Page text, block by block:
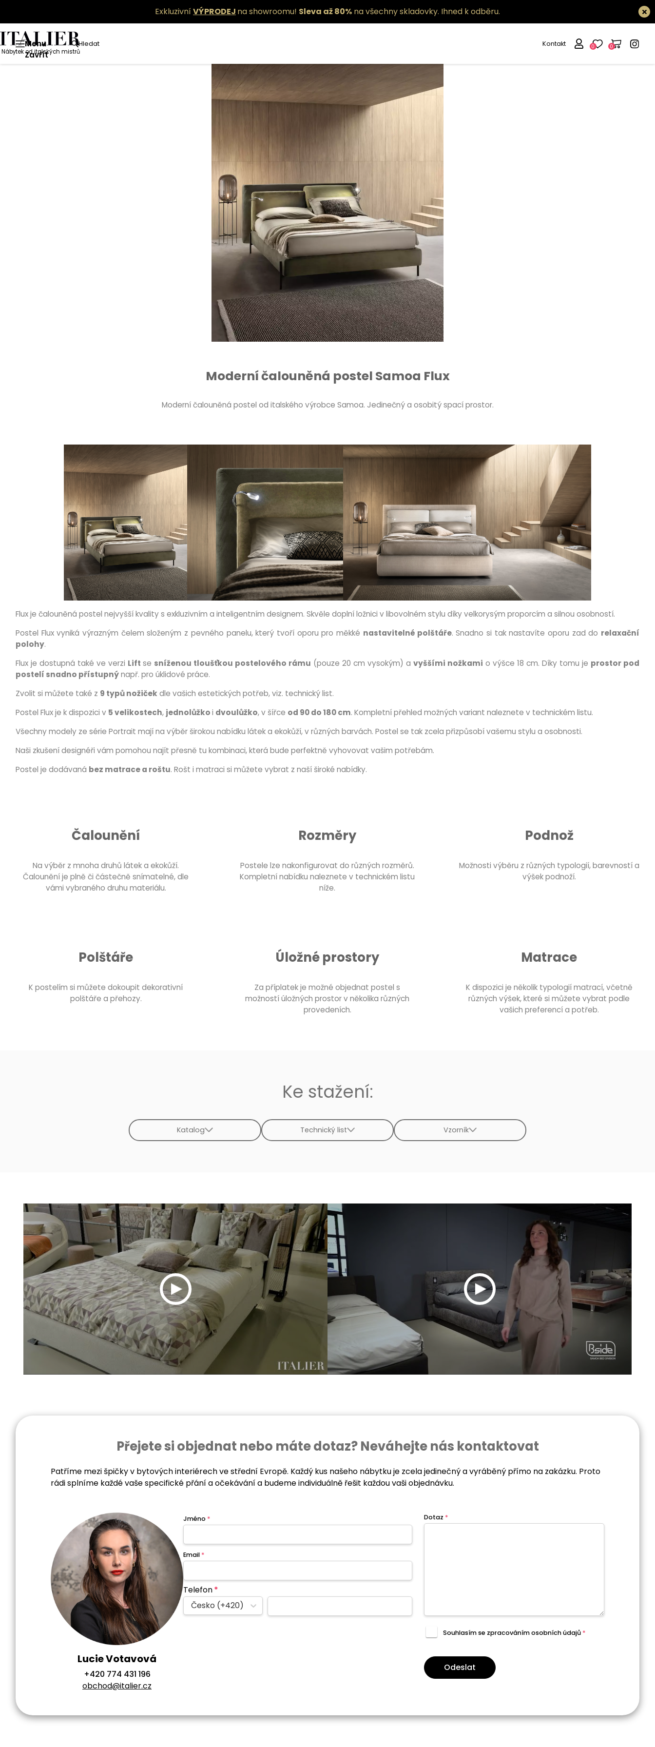
ExkluzivníVÝPRODEJ na showroomu! Sleva až 80% na všechny skladovky. Ihned k odběru.
Menu
Zavřít
Hledat
Nábytek od italských mistrů
Kontakt 0 0
Moderní čalouněná postel Samoa Flux
Moderní čalouněná postel od italského výrobce Samoa. Jedinečný a osobitý spací prostor.
Flux je čalouněná postel nejvyšší kvality s exkluzivním a inteligentním designem. Skvěle doplní ložnici v libovolném stylu díky velkorysým proporcím a silnou osobností.
Postel Flux vyniká výrazným čelem složeným z pevného panelu, který tvoří oporu pro měkké nastavitelné polštáře. Snadno si tak nastavíte oporu zad do relaxační
polohy.
Flux je dostupná také ve verzi Lift se sníženou tloušťkou postelového rámu (pouze 20 cm vysokým) a vyššími nožkami o výšce 18 cm. Díky tomu je prostor pod
postelí snadno přístupnýnapř. pro úklidové práce.
Zvolit si můžete také z 9 typů nožiček dle vašich estetických potřeb, viz. technický list.
Postel Flux je k dispozici v 5 velikostech, jednolůžkoi dvoulůžko, v šířce od 90 do 180 cm. Kompletní přehled možných variant naleznete v technickém listu.
Všechny modely ze série Portrait mají na výběr širokou nabídku látek a ekokůží, v různých barvách. Postel se tak zcela přizpůsobí vašemu stylu a osobnosti.
Naši zkušení designéři vám pomohou najít přesně tu kombinaci, která bude perfektně vyhovovat vašim potřebám.
Postel je dodávaná bez matrace a roštu. Rošt i matraci si můžete vybrat z naší široké nabídky.
Čalounění
Na výběr z mnoha druhů látek a ekokůží.
Čalounění je plně či částečně snímatelné, dle
vámi vybraného druhu materiálu.
Rozměry
Postele lze nakonfigurovat do různých rozměrů.
Kompletní nabídku naleznete v technickém listu
níže.
Podnož
Možnosti výběru z různých typologií, barevností a
výšek podnoží.
Polštáře
K postelím si můžete dokoupit dekorativní
polštáře a přehozy.
Úložné prostory
Za příplatek je možné objednat postel s
možností úložných prostor v několika různých
provedeních.
Matrace
K dispozici je několik typologií matrací, včetně
různých výšek, které si můžete vybrat podle
vašich preferencí a potřeb.
Ke stažení:
Katalog Technický list Vzorník
Přejete si objednat nebo máte dotaz? Neváhejte nás kontaktovat
Patříme mezi špičky v bytových interiérech ve střední Evropě. Každý kus našeho nábytku je zcela jedinečný a vyráběný přímo na zakázku. Proto
rádi splníme každé vaše specifické přání a očekávání a budeme individuálně řešit každou vaši objednávku.
Lucie Votavová
+420 774 431 196
obchod@italier.cz
Jméno *
Email *
Telefon*
Česko (+420)
Dotaz *
Souhlasím se zpracovánímosobních údajů *
Odeslat